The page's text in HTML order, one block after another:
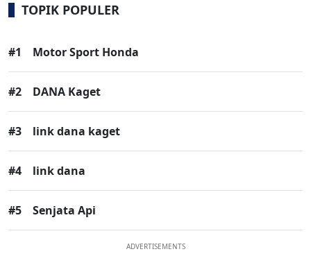
TOPIK POPULER
#1 Motor Sport Honda
#2 DANA Kaget
#3 link dana kaget
#4 link dana
#5 Senjata Api
ADVERTISEMENTS